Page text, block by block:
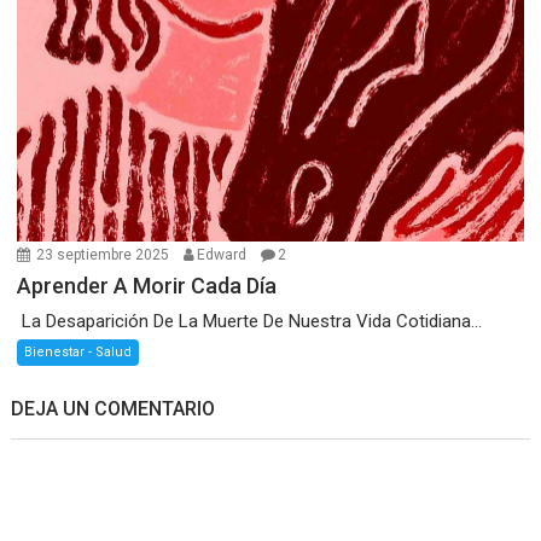
23 septiembre 2025 Edward 2
Aprender A Morir Cada Día
La Desaparición De La Muerte De Nuestra Vida Cotidiana...
Bienestar - Salud
DEJA UN COMENTARIO